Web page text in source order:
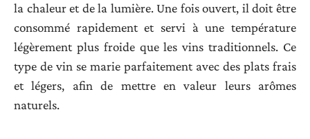
la chaleur et de la lumière. Une fois ouvert, il doit être
consommé rapidement et servi à une température
légèrement plus froide que les vins traditionnels. Ce
type de vin se marie parfaitement avec des plats frais
et légers, afin de mettre en valeur leurs arômes
naturels.